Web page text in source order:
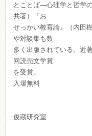
とことば―心理学と哲学
共著）『お
せっかい教育論』（内田
や対談集も数
多く出版されている。近
回読売文学賞
を受賞。
入場無料
京都・宗
事務局；佛
俊蔵研究室
Tel.075-